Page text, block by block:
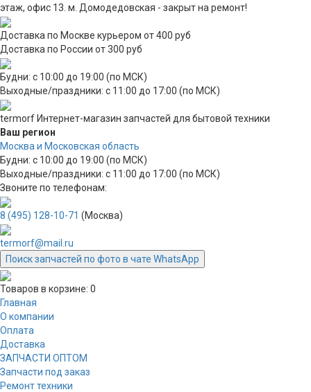
этаж, офис 13. м. Домодедовская - закрыт на ремонт!
Доставка по Москве курьером от 400 руб
Доставка по России от 300 руб
Будни: с 10:00 до 19:00 (по МСК)
Выходные/праздники: с 11:00 до 17:00 (по МСК)
termorf Интернет-магазин запчастей для бытовой техники
Ваш регион
Москва и Московская область
Будни: с 10:00 до 19:00 (по МСК)
Выходные/праздники: с 11:00 до 17:00 (по МСК)
Звоните по телефонам:
8 (495) 128-10-71 (Москва)
termorf@mail.ru
Поиск запчастей по фото в чате WhatsApp
Товаров в корзине: 0
Главная
О компании
Оплата
Доставка
ЗАПЧАСТИ ОПТОМ
Запчасти под заказ
Ремонт техники